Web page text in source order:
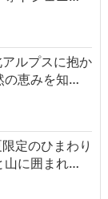
ルプスに抱か
の恵みを知…
定のひまわり
山に囲まれ…